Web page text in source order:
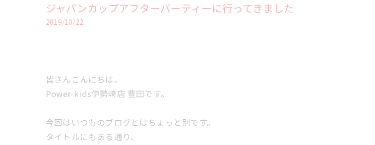
ジャパンカップアフターパーティーに行ってきました
2019/10/22
皆さんこんにちは。
Power-kids伊勢崎店 豊田です。
今回はいつものブログとはちょっと別です。
タイトルにもある通り、